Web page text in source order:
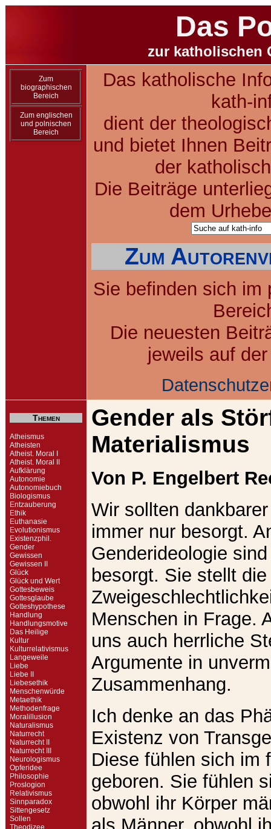
Das
zur katholischen
Zum
biographischen
Bereich
Zum englischen
und polnischen
Bereich
Das katholische
kath-
dient der
und bietet Ihnen
der
Die Beiträge
dem
Zum
Sie befinden sich im
Die neuesten
jeweils auf
Themen
Atheismus
Atheisten
Atheist. Moral I
Atheist. Moral II
Aufklärung
Autonomie
Autonomiebuch
Biologismus
Entzauberung
Ethik
Euthanasie
Evolutionismus
Existenzphil.
Gender
Gewissen
Gewissen II
Glück
Glück und Wert
Gottesbeweis
Gottesglaube
Gotteshypothese
Handlung
Handlungsmotive
Das Heilige
Kultur
Kulturrelativismus
Langeweile
Liebe
Liebe II
Liebesethik
Menschenwürde
Metaethik
Methodenfrage
Moralillusion
Naturalismus
Naturrecht
Naturrecht II
Naturrecht III
Neurologismus
Opferidee
Philosophie
Proslogion
Relativismus
Sinnparadox
Sittengesetz
Sollen
Theodizee
Gender als
Materialismus
Von P. Engelbert
Wir sollten
immer nur besorgt.
Genderideologie
besorgt. Sie stellt
Menschen in Frage.
uns auch herrliche
Argumente in
Zusammenhang.
Ich denke an das
Existenz von
Diese fühlen sich im
geboren. Sie fühlen
obwohl ihr Körper